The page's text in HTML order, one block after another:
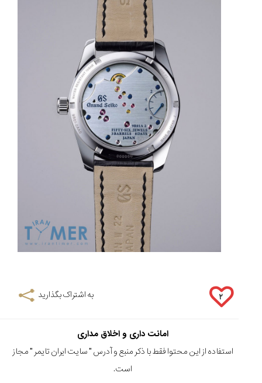
۲ به اشتراک بگذارید
امانت داری و اخلاق مداری
استفاده از این محتوا فقط با ذکر منبع و آدرس "سایت ایران تایمر " مجاز
است.